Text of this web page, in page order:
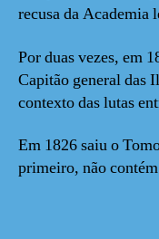
recusa da Academia
Por duas vezes, em
Capitão general das
contexto das lutas
Em 1826 saiu o
primeiro, não